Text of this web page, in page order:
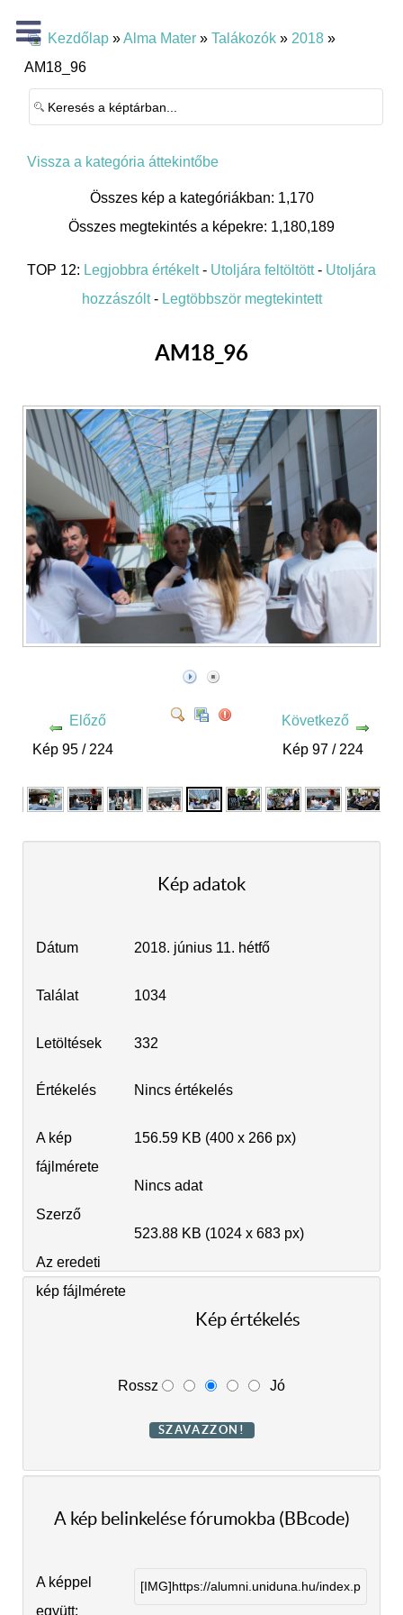
Kezdőlap »Alma Mater » Talákozók » 2018 »
AM18_96
Vissza a kategória áttekintőbe
Összes kép a kategóriákban: 1,170
Összes megtekintés a képekre: 1,180,189
TOP 12: Legjobbra értékelt- Utoljára feltöltött- Utoljára
hozzászólt- Legtöbbször megtekintett
AM18_96
Előző
Kép 95 / 224
Következő
Kép 97 / 224
Kép adatok
Dátum 2018. június 11. hétfő
Találat 1034
Letöltések 332
Értékelés Nincs értékelés
A kép
fájlmérete
156.59 KB (400 x 266 px)
Szerző
Nincs adat
Az eredeti
kép fájlmérete
523.88 KB (1024 x 683 px)
Kép értékelés
Rossz Jó
A kép belinkelése fórumokba (BBcode)
A képpel
együtt: